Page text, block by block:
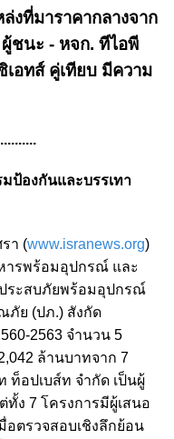
งที่มาราคากลางจาก
ผู้ชนะ - หจก. ทีไอพี
อทส์ คู่เทียบ มีความ
ป้องกันและบรรเทา
า (www.isranews.org)
ารพร้อมอุปกรณ์ และ
ระสบภัยพร้อมอุปกรณ์
ภัย (ปภ.) สังกัด
2563 จำนวน 5
ล้านบาทจาก 7
ท็อปเบส์ท จำกัด เป็นผู้
ง 7 โครงการมีผู้เสนอ
อตรวจสอบเชิงลึกย้อน